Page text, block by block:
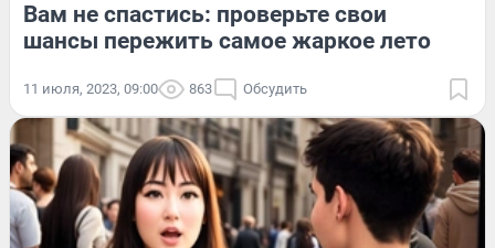
Вам не спастись: проверьте свои
шансы пережить самое жаркое лето
11 июля, 2023, 09:00 863 Обсудить